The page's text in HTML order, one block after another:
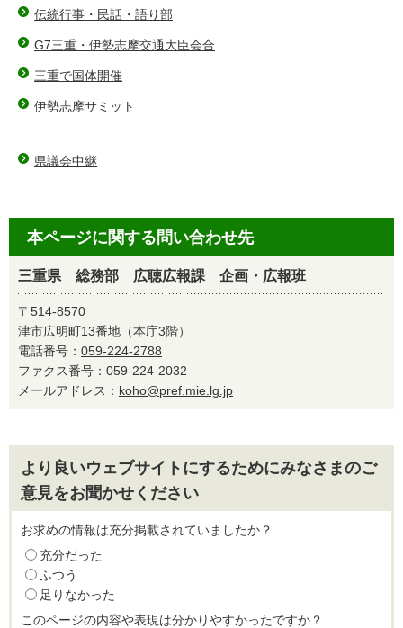
伝統行事・民話・語り部
G7三重・伊勢志摩交通大臣会合
三重で国体開催
伊勢志摩サミット
県議会中継
本ページに関する問い合わせ先
三重県 総務部 広聴広報課 企画・広報班
〒514-8570
津市広明町13番地（本庁3階）
電話番号： 059-224-2788
ファクス番号：059-224-2032
メールアドレス： koho@pref.mie.lg.jp
より良いウェブサイトにするためにみなさまのご
意見をお聞かせください
お求めの情報は充分掲載されていましたか？
充分だった
ふつう
足りなかった
このページの内容や表現は分かりやすかったですか？